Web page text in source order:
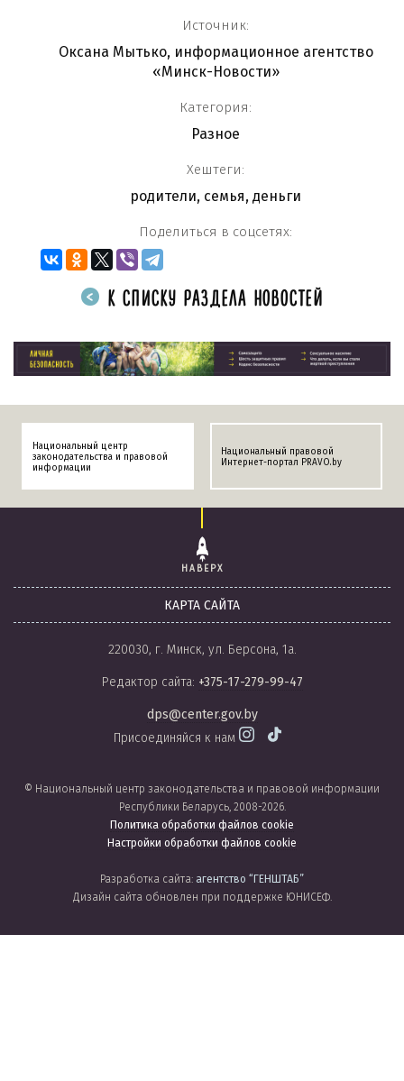
Источник:
Оксана Мытько, информационное агентство
«Минск-Новости»
Категория:
Разное
Хештеги:
родители, семья, деньги
Поделиться в соцсетях:
К СПИСКУ РАЗДЕЛА НОВОСТЕЙ
Национальный центр
законодательства и правовой
информации
Национальный правовой
Интернет-портал PRAVO.by
НАВЕРХ
КАРТА САЙТА
220030, г. Минск, ул. Берсона, 1а.
Редактор сайта: +375-17-279-99-47
dps@center.gov.by
Присоединяйся к нам
© Национальный центр законодательства и правовой информации
Республики Беларусь, 2008-2026.
Политика обработки файлов cookie
Настройки обработки файлов cookie
Разработка сайта: агентство “ГЕНШТАБ”
Дизайн сайта обновлен при поддержке ЮНИСЕФ.